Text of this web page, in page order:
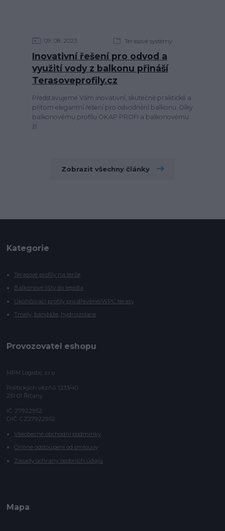
09 08 2023 Terasové systémy
Inovativní řešení pro odvod a
využití vody z balkonu přináší
Terasoveprofily.cz
Představujeme Vám inovativní, skutečně praktické a
přitom elegantní řešení pro odvodnění balkonu. Díky
balkonovému profilu OKAP PROFI a balkonovému
žl...
Zobrazit všechny články
Kategorie
Terasové profily na terče
Balkonové lišty do lepidla
Ukončovací profily pro dřevěné/WPC terasy
Tmely, bandáže, hydroizolace
Provozovatel eshopu
MPM Logistic, s.r.o
Politických vězňů 1233/40
251 01 Říčany
IČ: 27922952
DIČ: CZ27922952
Všeobecné obchodní podmínky
Online odstoupení od smlouvy
Zásady ochrany osobních údajů
Mapa